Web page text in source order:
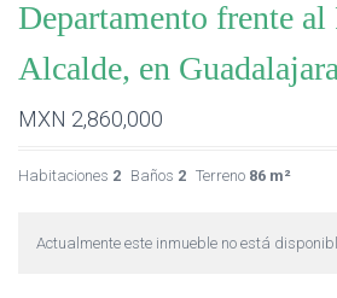
Departamento frente al
Alcalde, en Guadalajara
MXN 2,860,000
Habitaciones 2 Baños 2 Terreno 86 m²
Actualmente este inmueble no está